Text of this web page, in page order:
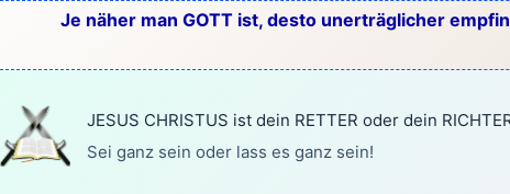
springen
Je näher man GOTT ist, desto unerträglicher
JESUS CHRISTUS ist dein RETTER oder dein
Sei ganz sein oder lass es ganz sein!